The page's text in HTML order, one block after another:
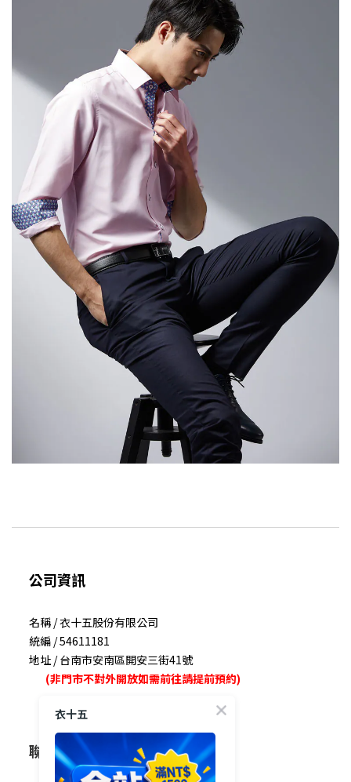
公司資訊
名稱 / 衣十五股份有限公司
統編 / 54611181
地址 / 台南市安南區開安三街41號
(非門市不對外開放如需前往請提前預約)
聯絡我們
衣十五